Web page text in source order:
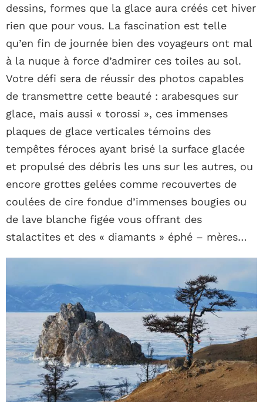
dessins, formes que la glace aura créés cet hiver
rien que pour vous. La fascination est telle
qu’en fin de journée bien des voyageurs ont mal
à la nuque à force d’admirer ces toiles au sol.
Votre défi sera de réussir des photos capables
de transmettre cette beauté : arabesques sur
glace, mais aussi « torossi », ces immenses
plaques de glace verticales témoins des
tempêtes féroces ayant brisé la surface glacée
et propulsé des débris les uns sur les autres, ou
encore grottes gelées comme recouvertes de
coulées de cire fondue d’immenses bougies ou
de lave blanche figée vous offrant des
stalactites et des « diamants » éphé – mères…